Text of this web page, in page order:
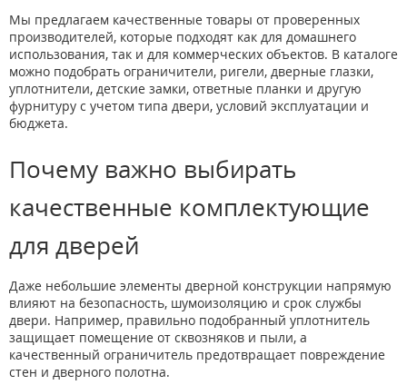
Мы предлагаем качественные товары от проверенных
производителей, которые подходят как для домашнего
использования, так и для коммерческих объектов. В каталоге
можно подобрать ограничители, ригели, дверные глазки,
уплотнители, детские замки, ответные планки и другую
фурнитуру с учетом типа двери, условий эксплуатации и
бюджета.
Почему важно выбирать
качественные комплектующие
для дверей
Даже небольшие элементы дверной конструкции напрямую
влияют на безопасность, шумоизоляцию и срок службы
двери. Например, правильно подобранный уплотнитель
защищает помещение от сквозняков и пыли, а
качественный ограничитель предотвращает повреждение
стен и дверного полотна.